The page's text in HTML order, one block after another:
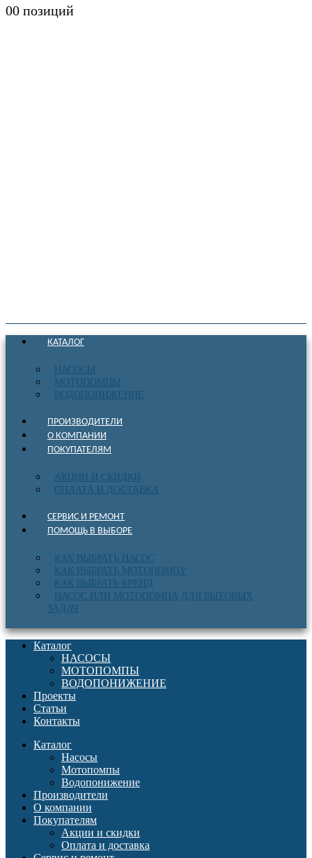
00 позиций
КАТАЛОГ
НАСОСЫ
МОТОПОМПЫ
ВОДОПОНИЖЕНИЕ
ПРОИЗВОДИТЕЛИ
О КОМПАНИИ
ПОКУПАТЕЛЯМ
АКЦИИ И СКИДКИ
ОПЛАТА И ДОСТАВКА
СЕРВИС И РЕМОНТ
ПОМОЩЬ В ВЫБОРЕ
КАК ВЫБРАТЬ НАСОС
КАК ВЫБРАТЬ МОТОПОМПУ
КАК ВЫБРАТЬ БРЕНД
НАСОС ИЛИ МОТОПОМПА ДЛЯ БЫТОВЫХ
ЗАДАЧ
Каталог
НАСОСЫ
МОТОПОМПЫ
ВОДОПОНИЖЕНИЕ
Проекты
Статьи
Контакты
Каталог
Насосы
Мотопомпы
Водопонижение
Производители
О компании
Покупателям
Акции и скидки
Оплата и доставка